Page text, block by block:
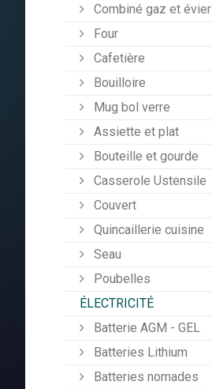
Combiné gaz et évier
Four
Cafetière
Bouilloire
Mug bol verre
Assiette et plat
Bouteille et gourde
Casserole Ustensile
Couvert
Quincaillerie cuisine
Seau
Poubelles
ÉLECTRICITÉ
Batterie AGM - GEL
Batteries Lithium
Batteries nomades